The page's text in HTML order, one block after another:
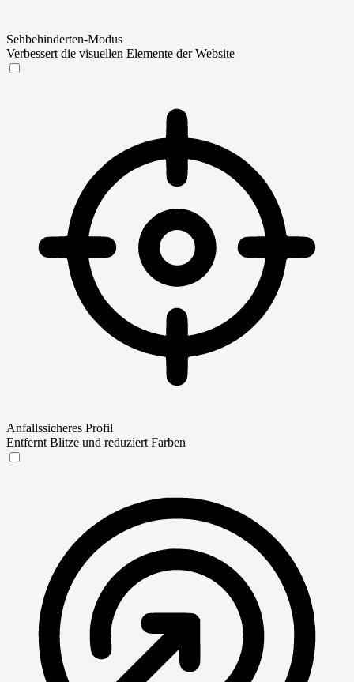
Sehbehinderten-Modus
Verbessert die visuellen Elemente der Website
Anfallssicheres Profil
Entfernt Blitze und reduziert Farben